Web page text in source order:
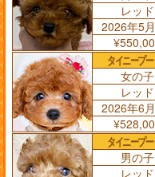
レッド
2026年5
タイニープ
女の子
レッド
2026年6
タイニープ
男の子
レッド